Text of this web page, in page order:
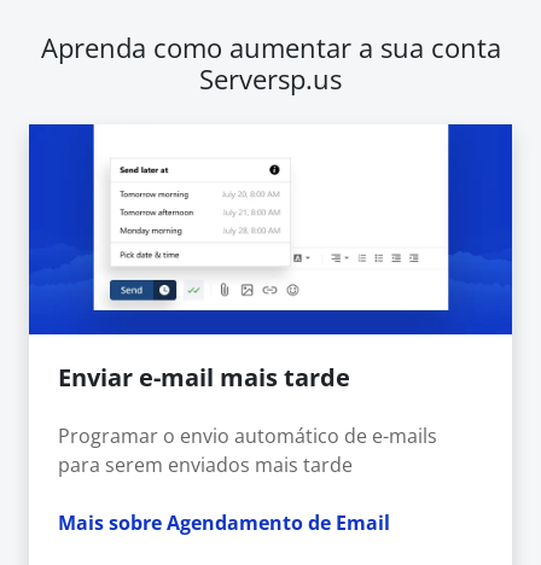
Aprenda como aumentar a sua conta
Serversp.us
Enviar e-mail mais tarde
Programar o envio automático de e-mails
para serem enviados mais tarde
Mais sobre Agendamento de Email